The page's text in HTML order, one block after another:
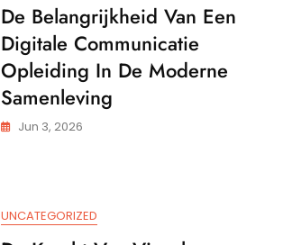
De Belangrijkheid Van Een
Digitale Communicatie
Opleiding In De Moderne
Samenleving
Jun 3, 2026
UNCATEGORIZED